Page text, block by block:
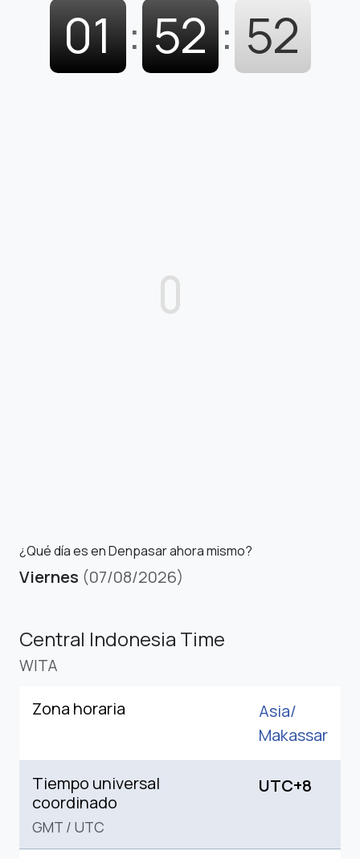
01 : 52 : 53
¿Qué día es en Denpasar ahora mismo?
Viernes (07/08/2026)
Central Indonesia Time
WITA
Zona horaria
Asia/
Makassar
Tiempo universal
coordinado
GMT / UTC
UTC+8